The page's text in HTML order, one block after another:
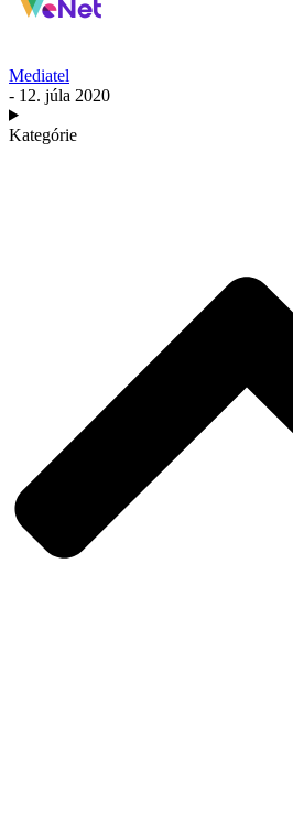
Mediatel
- 12. júla 2020
Kategórie